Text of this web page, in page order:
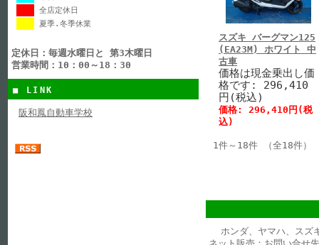
全店定休日
夏季.冬季休業
定休日：毎週水曜日と 第3木曜日
営業時間：10：00～18：30
■ LINK
阪和鳳自動車学校
スズキ バーグマン125
(EA23M) ホワイト 中
古車
価格は現金乗出し価
格です: 296,410
円(税込)
価格: 296,410円(税
込)
1件～18件 （全18件）
ホンダ、ヤマハ、スズ